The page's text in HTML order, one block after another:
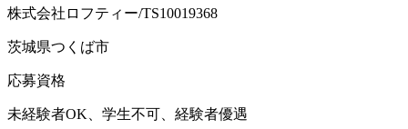
株式会社ロフティー/TS10019368
茨城県つくば市
応募資格
未経験者OK、学生不可、経験者優遇